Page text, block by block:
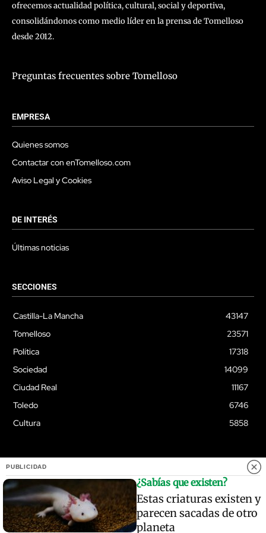
ofrecemos actualidad política, cultural, social y deportiva,
consolidándonos como medio líder en la prensa de Tomelloso
desde 2012.
Preguntas frecuentes sobre Tomelloso
EMPRESA
Quienes somos
Contactar con enTomelloso.com
Aviso Legal y Cookies
DE INTERÉS
Últimas noticias
SECCIONES
Castilla-La Mancha
43147
Tomelloso
23571
Política
17318
Sociedad
14099
Ciudad Real
11167
Toledo
6746
Cultura
5858
© Quixoteus
PUBLICIDAD
¿Sabías que existen?
Estas criaturas existen y
parecen sacadas de otro
planeta